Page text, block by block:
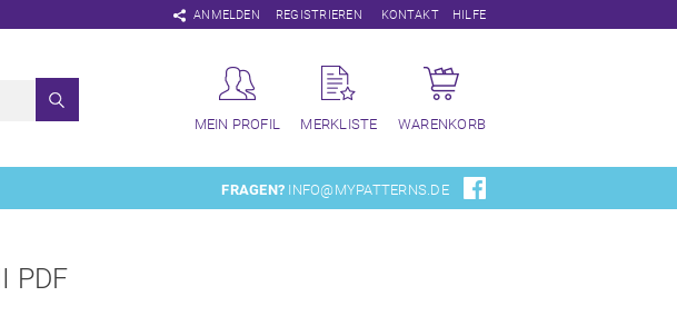
ANMELDEN
Navigation
überspringen
REGISTRIEREN KONTAKT HILFE
MEIN PROFIL MERKLISTE WARENKORB
FRAGEN? INFO@MYPATTERNS.DE
PDF